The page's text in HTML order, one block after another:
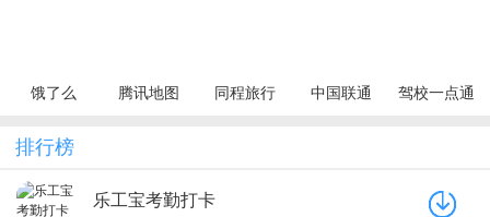
饿了么 腾讯地图 同程旅行 中国联通 驾校一点通
排行榜
乐工宝考勤打卡